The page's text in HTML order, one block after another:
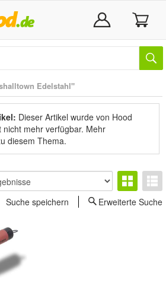
Edelstahl"
Dieser Artikel wurde von Hood
mehr verfügbar. Mehr
diesem Thema.
Suche speichern
Erweiterte Suche